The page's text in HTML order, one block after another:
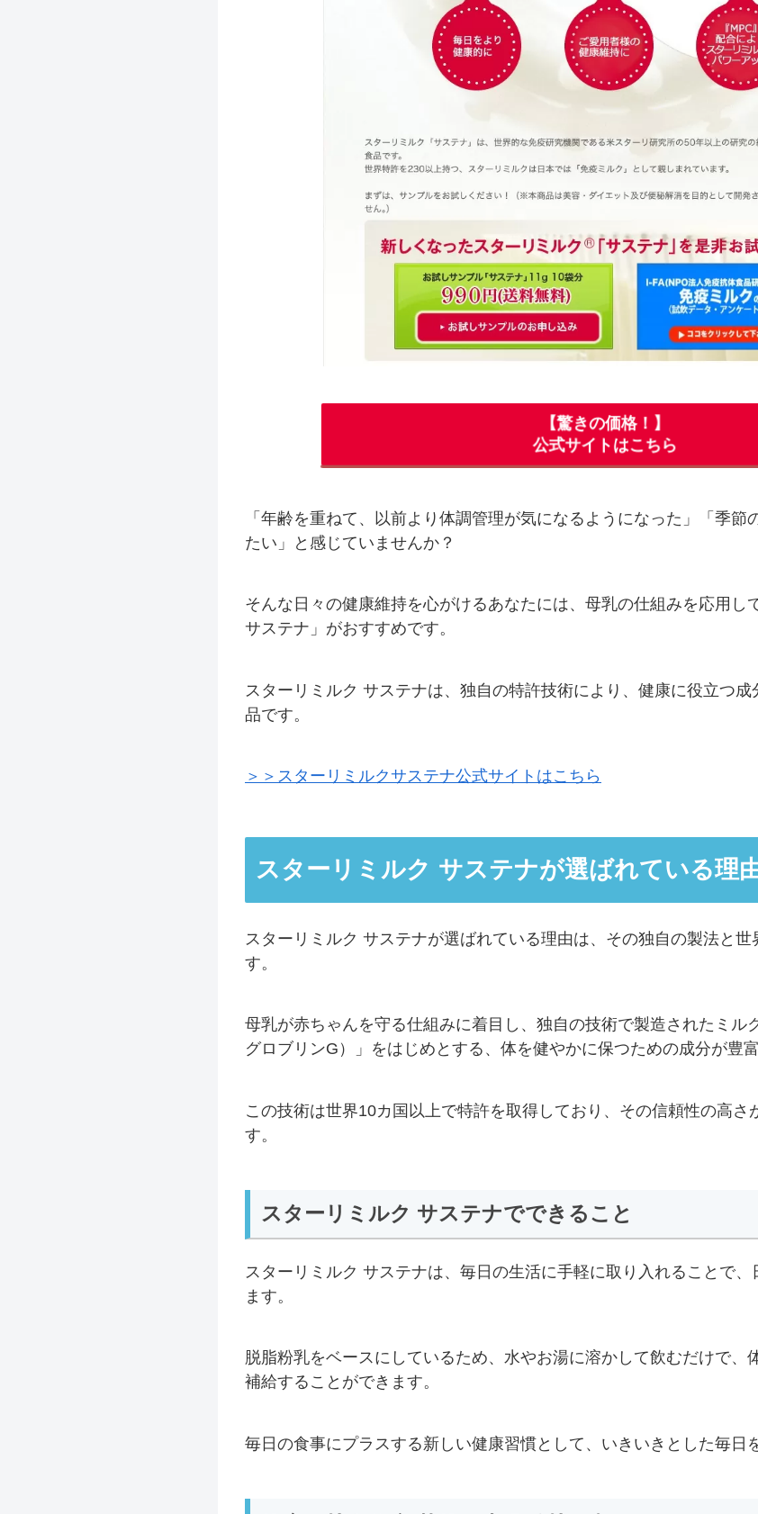
【驚きの価格！】
公式サイトはこちら
「年齢を重ねて、以前より体調管理が気になるようになった」「季節
たい」と感じていませんか？
そんな日々の健康維持を心がけるあなたには、母乳の仕組みを応用し
サステナ」がおすすめです。
スターリミルク サステナは、独自の特許技術により、健康に役立つ
品です。
＞＞スターリミルクサステナ公式サイトはこちら
スターリミルク サステナが選ばれている理
スターリミルク サステナが選ばれている理由は、その独自の製法と世
す。
母乳が赤ちゃんを守る仕組みに着目し、独自の技術で製造されたミル
グロブリンG）」をはじめとする、体を健やかに保つための成分が豊
この技術は世界10カ国以上で特許を取得しており、その信頼性の高さ
す。
スターリミルク サステナでできること
スターリミルク サステナは、毎日の生活に手軽に取り入れることで
ます。
脱脂粉乳をベースにしているため、水やお湯に溶かして飲むだけで、
補給することができます。
毎日の食事にプラスする新しい健康習慣として、いきいきとした毎日